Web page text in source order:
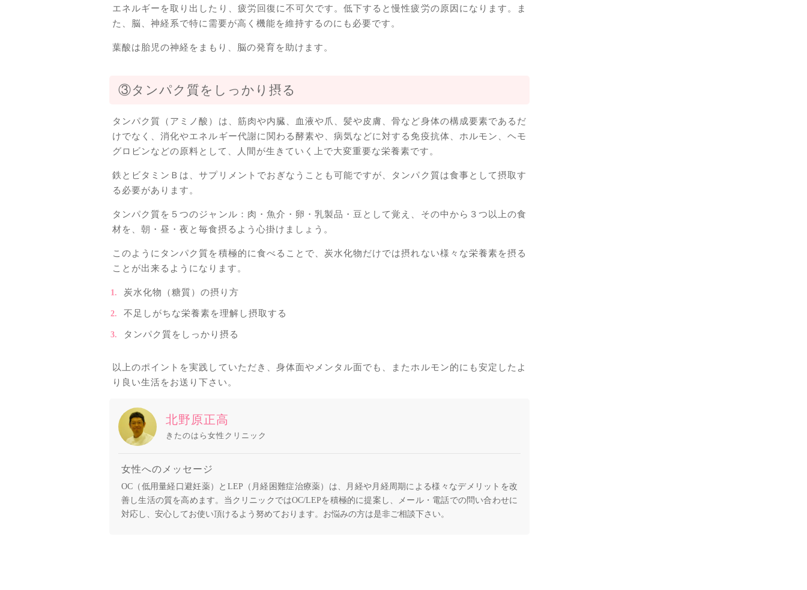
エネルギーを取り出したり、疲労回復に不可欠です。低下すると慢性疲労の原因になります。ま
た、脳、神経系で特に需要が高く機能を維持するのにも必要です。
葉酸は胎児の神経をまもり、脳の発育を助けます。
③タンパク質をしっかり摂る
タンパク質（アミノ酸）は、筋肉や内臓、血液や爪、髪や皮膚、骨など身体の構成要素であるだ
けでなく、消化やエネルギー代謝に関わる酵素や、病気などに対する免疫抗体、ホルモン、ヘモ
グロビンなどの原料として、人間が生きていく上で大変重要な栄養素です。
鉄とビタミンＢは、サプリメントでおぎなうことも可能ですが、タンパク質は食事として摂取す
る必要があります。
タンパク質を５つのジャンル：肉・魚介・卵・乳製品・豆として覚え、その中から３つ以上の食
材を、朝・昼・夜と毎食摂るよう心掛けましょう。
このようにタンパク質を積極的に食べることで、炭水化物だけでは摂れない様々な栄養素を摂る
ことが出来るようになります。
炭水化物（糖質）の摂り方
不足しがちな栄養素を理解し摂取する
タンパク質をしっかり摂る
以上のポイントを実践していただき、身体面やメンタル面でも、またホルモン的にも安定したよ
り良い生活をお送り下さい。
北野原正高
きたのはら女性クリニック
女性へのメッセージ
OC（低用量経口避妊薬）とLEP（月経困難症治療薬）は、月経や月経周期による様々なデメリットを改
善し生活の質を高めます。当クリニックではOC/LEPを積極的に提案し、メール・電話での問い合わせに
対応し、安心してお使い頂けるよう努めております。お悩みの方は是非ご相談下さい。